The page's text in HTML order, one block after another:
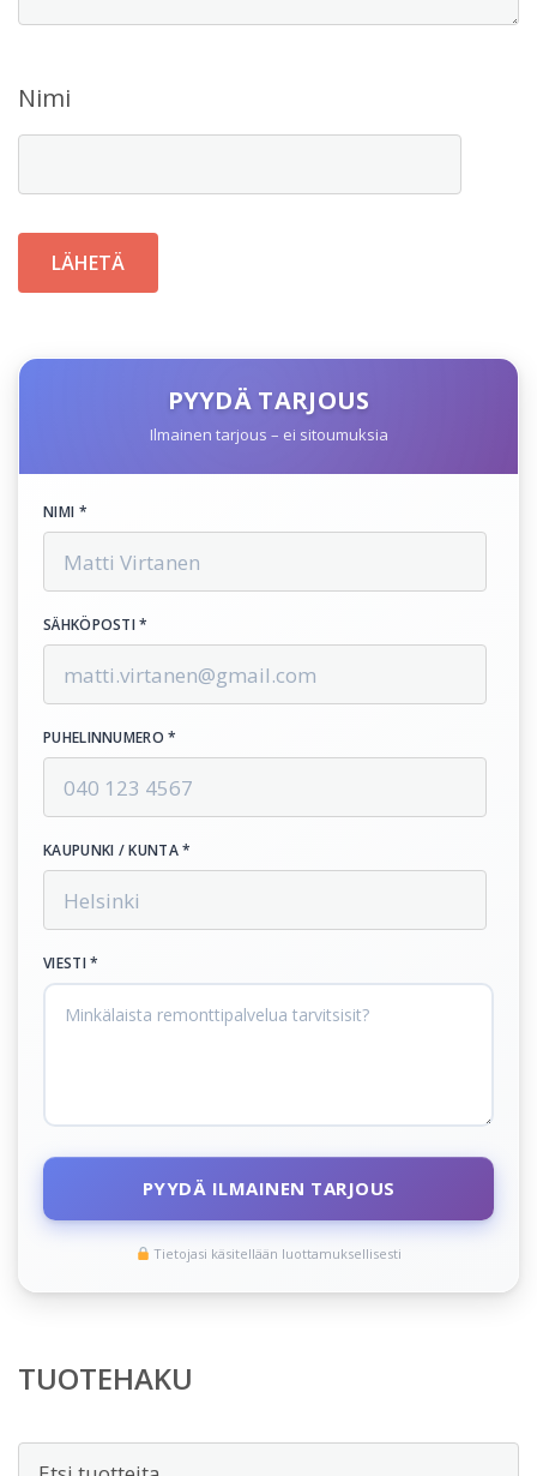
Nimi
PYYDÄ TARJOUS
Ilmainen tarjous – ei sitoumuksia
NIMI *
SÄHKÖPOSTI *
PUHELINNUMERO *
KAUPUNKI / KUNTA *
VIESTI *
PYYDÄ ILMAINEN TARJOUS
Tietojasi käsitellään luottamuksellisesti
TUOTEHAKU